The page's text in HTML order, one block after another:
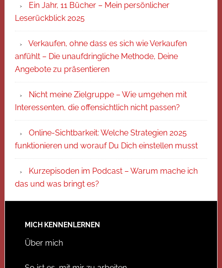
Ein Jahr, 11 Bücher – Mein persönlicher
Leserückblick 2025
Verkaufen, ohne dass es sich wie Verkaufen
anfühlt – Die unaufdringliche Methode, Deine
Angebote zu präsentieren
Nicht meine Zielgruppe – Wie umgehen mit
Interessenten, die offensichtlich nicht passen?
Online-Sichtbarkeit: Welche Strategien 2025
funktionieren und worauf Du Dich einstellen musst
Kurzepisoden im Podcast – Warum mache ich
das und was bringt es?
MICH KENNENLERNEN
Über mich